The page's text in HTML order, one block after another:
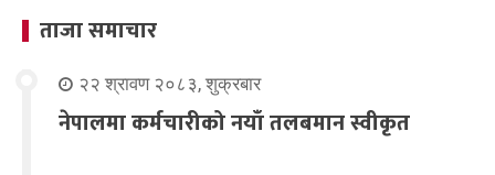
ताजा समाचार
२२ श्रावण २०८३, शुक्रबार
नेपालमा कर्मचारीको नयाँ तलबमान स्वीकृत